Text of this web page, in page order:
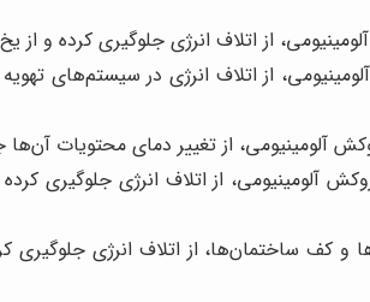
آلومینیومی، از اتلاف انرژی جلوگیری کرده
از اتلاف انرژی در سیستم‌های
آلومینیومی، از تغییر دمای محتویات
آلومینیومی، از اتلاف انرژی جلوگیری
و کف ساختمان‌ها، از اتلاف انرژی